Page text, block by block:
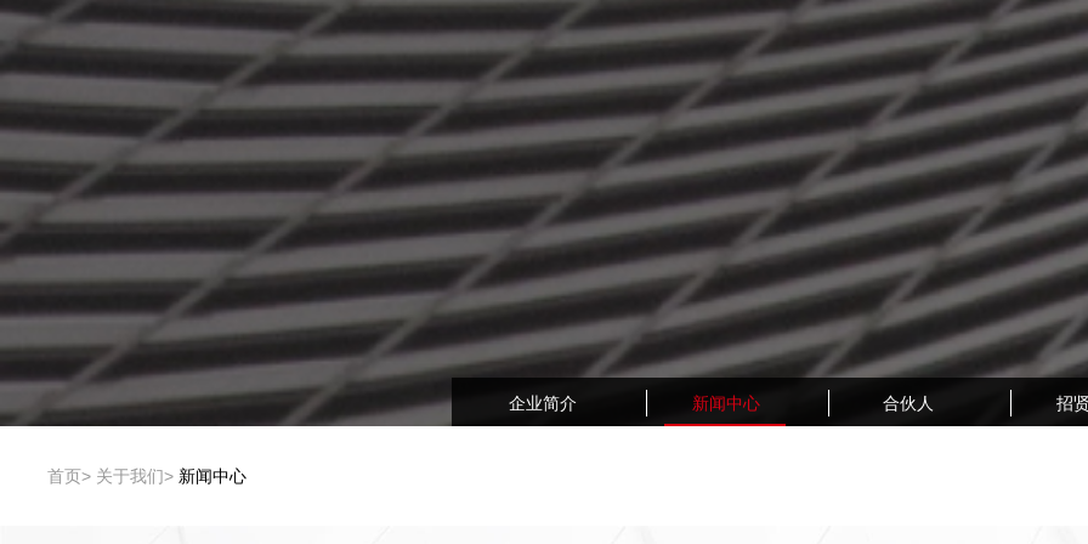
企业简介 新闻中心 合伙人 招
首页 关于我们 新闻中心